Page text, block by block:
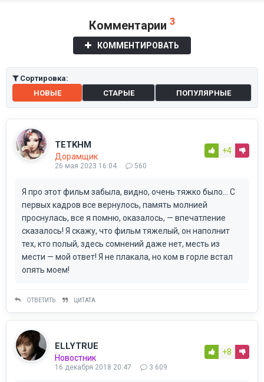
Комментарии 3
КОММЕНТИРОВАТЬ
Сортировка:
НОВЫЕ
СТАРЫЕ ПОПУЛЯРНЫЕ
TETKHM
Дорамщик
26 мая 2023 16:04 560
+4
Я про этот фильм забыла, видно, очень тяжко было... С
первых кадров все вернулось, память молнией
проснулась, все я помню, оказалось, — впечатление
сказалось! Я скажу, что фильм тяжелый, он наполнит
тех, кто полый, здесь сомнений даже нет, месть из
мести — мой ответ! Я не плакала, но ком в горле встал
опять моем!
ОТВЕТИТЬ ЦИТАТА
ELLYTRUE
Новостник
16 декабря 2018 20:47 3 609
+8